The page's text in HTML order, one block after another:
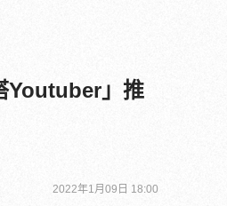
Youtuber」推
2022年1月09日 18:00